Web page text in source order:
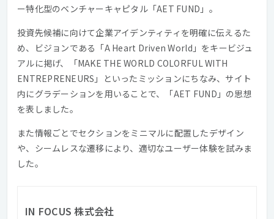
ー特化型のベンチャーキャピタル「AET FUND」。
投資先候補に向けて企業アイデンティティを明確に伝えるた
め、ビジョンである「A Heart Driven World」をキービジュ
アルに掲げ、「MAKE THE WORLD COLORFUL WITH
ENTREPRENEURS」といったミッションにちなみ、サイト
内にグラデーションを用いることで、「AET FUND」の思想
を表しました。
また情報ごとでセクションをミニマルに配置したデザイン
や、シームレスな遷移により、適切なユーザー体験を試みま
した。
IN FOCUS 株式会社